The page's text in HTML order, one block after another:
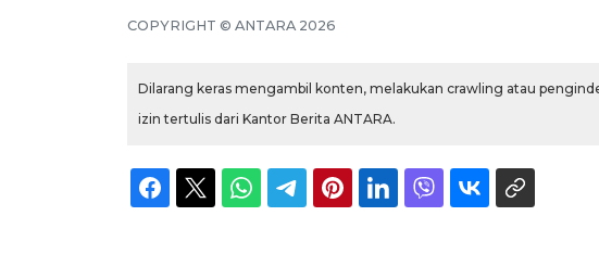
COPYRIGHT © ANTARA 2026
Dilarang keras mengambil konten, melakukan crawling atau
izin tertulis dari Kantor Berita ANTARA.